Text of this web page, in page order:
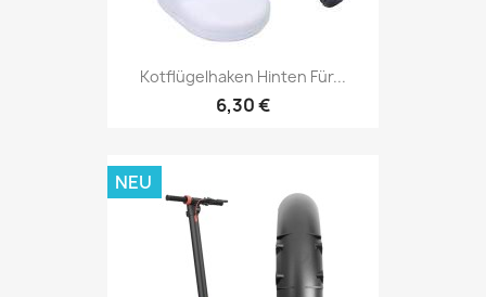
Kotflügelhaken Hinten Für...
6,30 €
NEU